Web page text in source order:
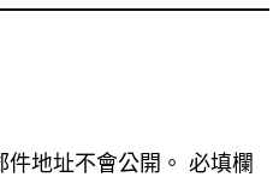
地址不會公開。 必填欄